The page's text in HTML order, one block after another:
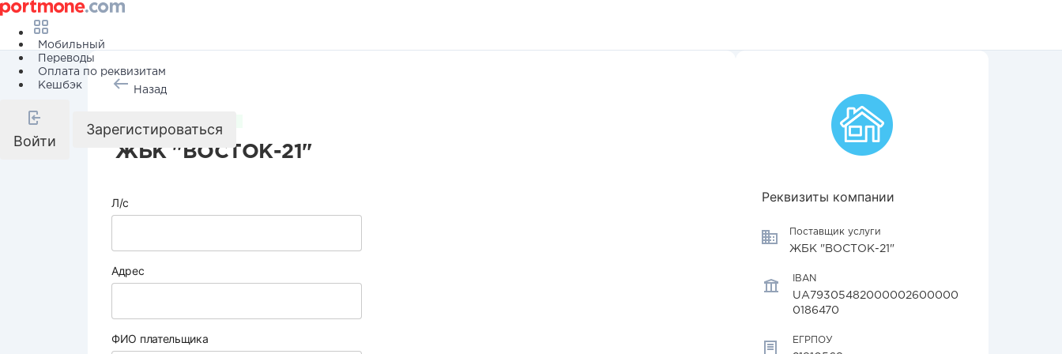
Мобильный
Переводы
Оплата по реквизитам
Кешбэк
Войти
Зарегистироваться
Назад
ЖБК "ВОСТОК-21"
Л/с
Адрес
ФИО плательщика
Реквизиты компании
Поставщик услуги
ЖБК "ВОСТОК-21"
IBAN
UA79305482000002600000
0186470
ЕГРПОУ